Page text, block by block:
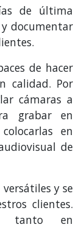
de última
documentar
de hacer
calidad. Por
cámaras a
grabar en
en
de
y se
clientes.
tanto en